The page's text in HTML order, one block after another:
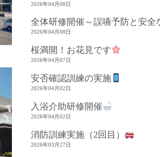
2026年04月08日
全体研修開催～誤嚥予防と安
2026年04月08日
桜満開！お花見です
2026年04月07日
安否確認訓練の実施
2026年04月02日
入浴介助研修開催
2026年04月02日
消防訓練実施（2回目）
2026年03月27日